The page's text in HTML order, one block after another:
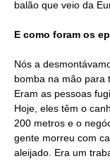
balão que veio da
E como foram os
Nós a
bomba na mão para
Eram as pessoas
Hoje, eles têm o
200 metros e o
gente morreu com
aleijado. Era um